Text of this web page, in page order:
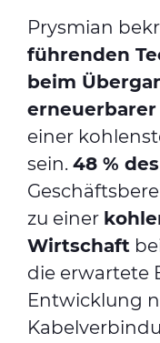
Prysmian
führenden
beim
einer
sein. 48 %
zu einer
Wirtschaft
die erwartete
Entwicklung